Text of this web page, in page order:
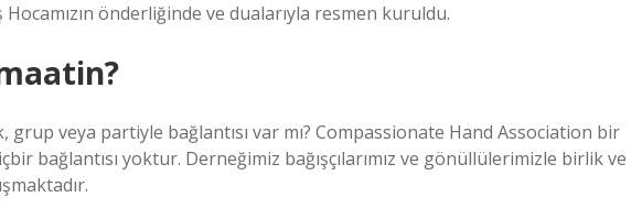
önderliğinde ve dualarıyla resmen kuruldu.
veya partiyle bağlantısı var mı? Compassionate Hand Association bir
bağlantısı yoktur. Derneğimiz bağışçılarımız ve gönüllülerimizle birlik ve